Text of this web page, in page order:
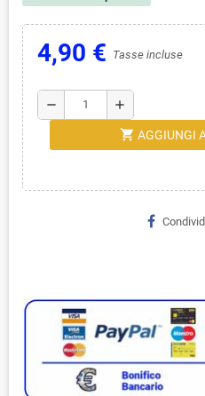
4,90 € Tasse incluse
remove add
shopping_cart AGGIUNGI